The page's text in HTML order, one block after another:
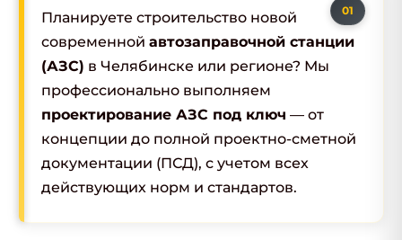
Планируете строительство новой
современной автозаправочной станции
(АЗС) в Челябинске или регионе? Мы
профессионально выполняем
проектирование АЗС под ключ — от
концепции до полной проектно-сметной
документации (ПСД), с учетом всех
действующих норм и стандартов.